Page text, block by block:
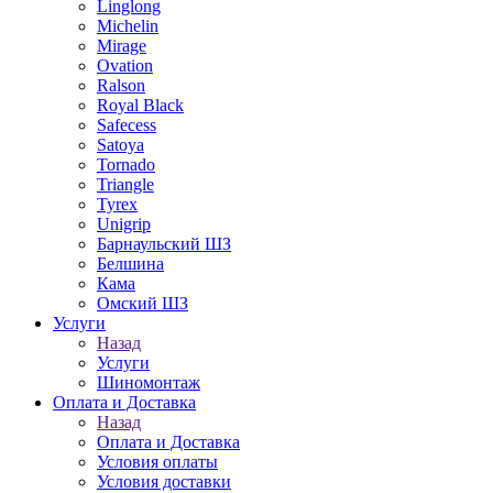
Linglong
Michelin
Mirage
Ovation
Ralson
Royal Black
Safecess
Satoya
Tornado
Triangle
Tyrex
Unigrip
Барнаульский ШЗ
Белшина
Кама
Омский ШЗ
Услуги
Назад
Услуги
Шиномонтаж
Оплата и Доставка
Назад
Оплата и Доставка
Условия оплаты
Условия доставки